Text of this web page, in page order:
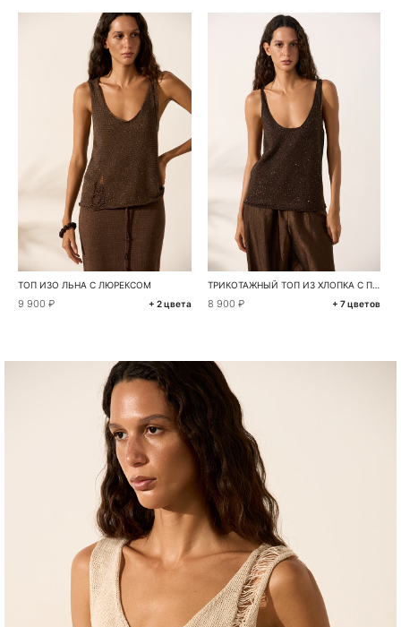
ТОП ИЗО ЛЬНА С ЛЮРЕКСОМ
9 900 ₽ + 2 цвета
ТРИКОТАЖНЫЙ ТОП ИЗ ХЛОПКА С ПАЙЕТКАМИ
8 900 ₽ + 7 цветов